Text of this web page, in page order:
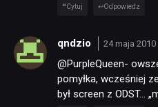
KULTURA
RETRO
Cytuj Odpowiedz
qndzio 24 maja 2010
@PurpleQueen-
pomyłka, wcześniej
był screen z ODST…